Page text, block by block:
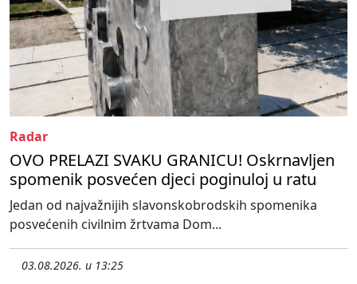
Radar
OVO PRELAZI SVAKU GRANICU! Oskrnavljen
spomenik posvećen djeci poginuloj u ratu
Jedan od najvažnijih slavonskobrodskih spomenika
posvećenih civilnim žrtvama Dom...
03.08.2026. u 13:25